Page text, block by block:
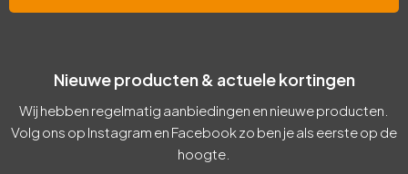
Nieuwe producten & actuele kortingen
Wij hebben regelmatig aanbiedingen en nieuwe producten.
Volg ons op Instagram en Facebook zo ben je als eerste op de
hoogte.